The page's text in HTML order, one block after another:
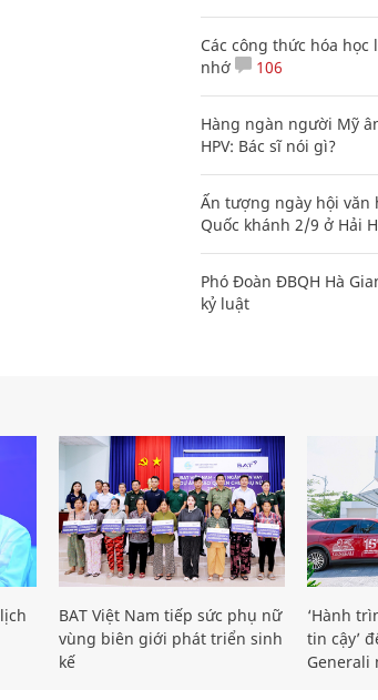
Các công thức hóa học
nhớ
106
Hàng ngàn người Mỹ
HPV: Bác sĩ nói gì?
Ấn tượng ngày hội văn
Quốc khánh 2/9 ở Hải
Phó Đoàn ĐBQH Hà
kỷ luật
BAT Việt Nam tiếp sức phụ nữ
vùng biên giới phát triển sinh
kế
‘Hành
tin cậy’
Generali